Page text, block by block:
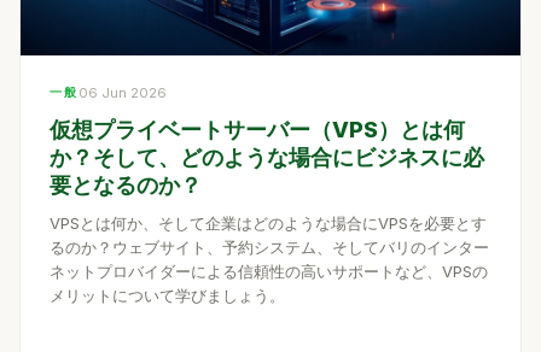
一般 06 Jun 2026
仮想プライベートサーバー（VPS）とは何
か？そして、どのような場合にビジネスに必
要となるのか？
VPSとは何か、そして企業はどのような場合にVPSを必要とす
るのか？ウェブサイト、予約システム、そしてバリのインター
ネットプロバイダーによる信頼性の高いサポートなど、VPSの
メリットについて学びましょう。